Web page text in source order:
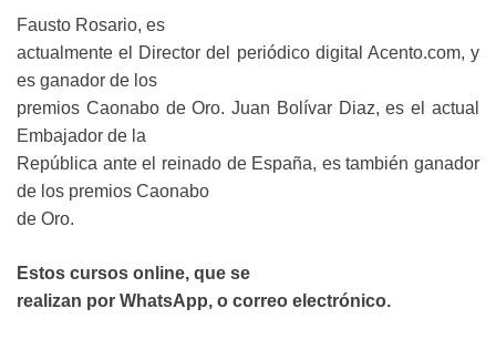
Fausto Rosario, es
actualmente el Director del periódico digital Acento.com, y
es ganador de los
premios Caonabo de Oro. Juan Bolívar Diaz, es el actual
Embajador de la
República ante el reinado de España, es también ganador
de los premios Caonabo
de Oro.
Estos cursos online, que se
realizan por WhatsApp, o correo electrónico.